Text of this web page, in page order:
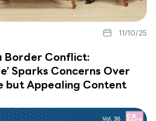
11/10/25
Border Conflict:
Sparks Concerns Over
but Appealing Content